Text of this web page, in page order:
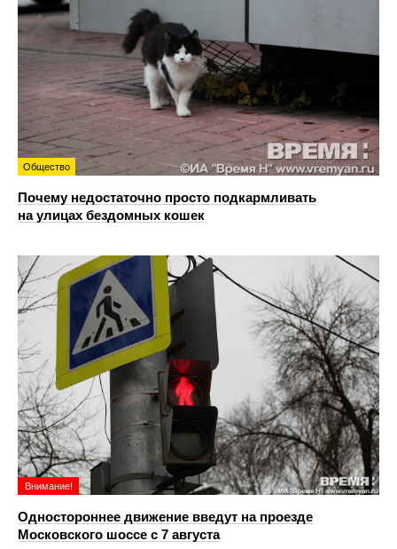
Общество
Почему недостаточно просто подкармливать
на улицах бездомных кошек
Внимание!
Одностороннее движение введут на проезде
Московского шоссе с 7 августа